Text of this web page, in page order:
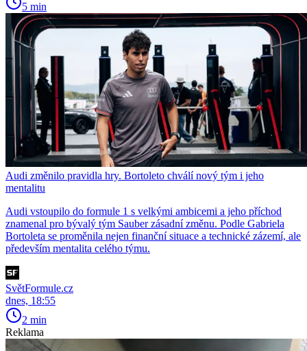
5 min
Audi změnilo pravidla hry. Bortoleto chválí nový tým i jeho
mentalitu
Audi vstoupilo do formule 1 s velkými ambicemi a jeho příchod
znamenal pro bývalý tým Sauber zásadní změnu. Podle Gabriela
Bortoleta se proměnila nejen finanční situace a technické zázemí, ale
především mentalita celého týmu.
SvětFormule.cz
dnes, 18:55
2 min
Reklama